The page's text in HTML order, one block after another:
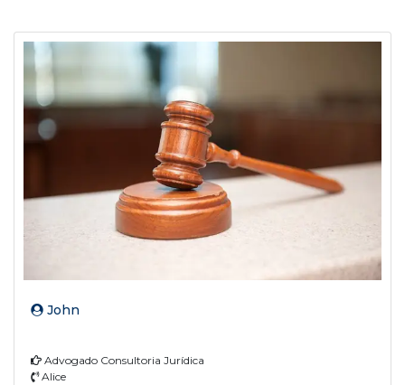
John
Advogado Consultoria Jurídica
Alice